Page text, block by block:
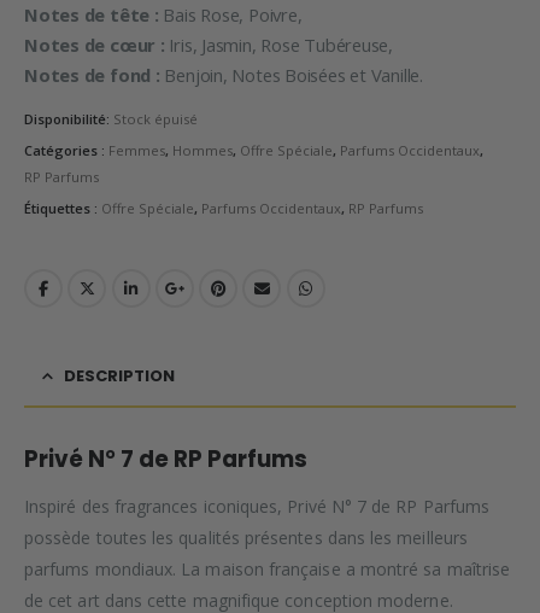
Notes de tête : Bais Rose, Poivre,
Notes de cœur : Iris, Jasmin, Rose Tubéreuse,
Notes de fond : Benjoin, Notes Boisées et Vanille.
Disponibilité: Stock épuisé
Catégories : Femmes, Hommes, Offre Spéciale, Parfums Occidentaux,
RP Parfums
Étiquettes : Offre Spéciale, Parfums Occidentaux, RP Parfums
DESCRIPTION
Privé N° 7 de RP Parfums
Inspiré des fragrances iconiques, Privé N° 7 de RP Parfums
possède toutes les qualités présentes dans les meilleurs
parfums mondiaux. La maison française a montré sa maîtrise
de cet art dans cette magnifique conception moderne.